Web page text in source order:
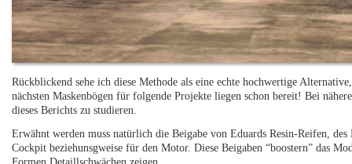
Rückblickend sehe ich diese Methode als eine echte hochwertige
nächsten Maskenbögen für folgende Projekte liegen schon bereit! Bei
dieses Berichts zu studieren.
Erwähnt werden muss natürlich die Beigabe von Eduards Resin-Reifen,
Cockpit beziehunsgweise für den Motor. Diese Beigaben “boostern” das